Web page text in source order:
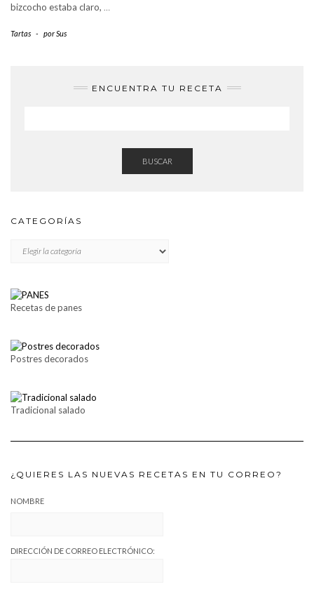
bizcocho estaba claro, …
Tartas - porSus
ENCUENTRA TU RECETA
BUSCAR
CATEGORÍAS
Recetas de panes
Postres decorados
Tradicional salado
¿QUIERES LAS NUEVAS RECETAS EN TU CORREO?
NOMBRE
DIRECCIÓN DE CORREO ELECTRÓNICO: